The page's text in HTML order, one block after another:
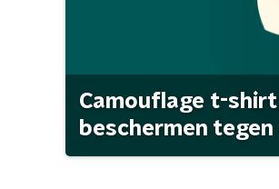
Camouflage t-
beschermen tegen